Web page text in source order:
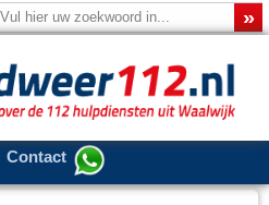
Contact